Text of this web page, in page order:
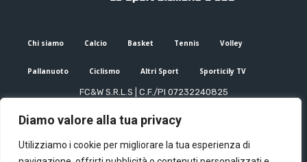
Diamo valore alla tua privacy
Utilizziamo i cookie per migliorare la tua esperienza di
Chi siamo Calcio Basket Tennis Volley
Pallanuoto Ciclismo Altri Sport Sporticily TV
FC&W S.R.L.S | C.F./PI 07232240825
Editore e direttore responsabile: Francesco Cammuca | Registro
Mail: info@sporticily.it| Telefono:+39 371 788 7216